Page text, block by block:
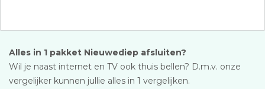
Alles in 1 pakket Nieuwediep afsluiten?
Wil je naast internet en TV ook thuis bellen? D.m.v. onze
vergelijker kunnen jullie alles in 1 vergelijken.